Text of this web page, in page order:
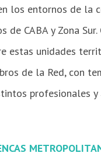
los entornos de
de CABA y Zona
estas unidades
de la Red, con
profesionales